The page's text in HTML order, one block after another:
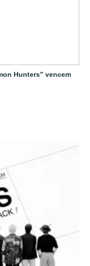
Hunters” vencem